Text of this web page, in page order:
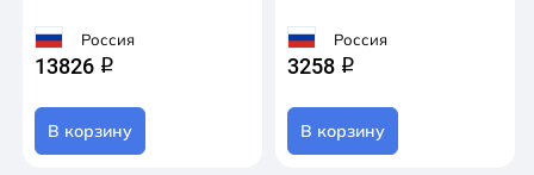
Россия
13826 q
В корзину
Россия
3258 q
В корзину